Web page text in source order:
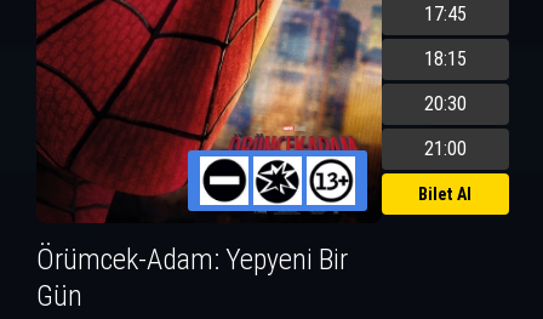
Örümcek-Adam: Yepyeni Bir
Gün
17:45
18:15
20:30
21:00
Bilet Al